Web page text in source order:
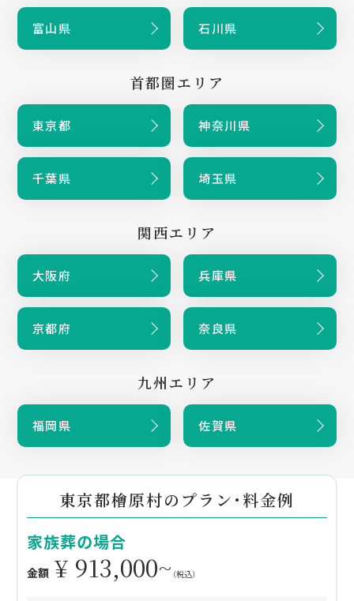
富山県 石川県
首都圏エリア
東京都 神奈川県
千葉県 埼玉県
関西エリア
大阪府 兵庫県
京都府 奈良県
九州エリア
福岡県 佐賀県
東京都檜原村のプラン・料金例
家族葬の場合
金額 ¥ 913,000~ （税込）